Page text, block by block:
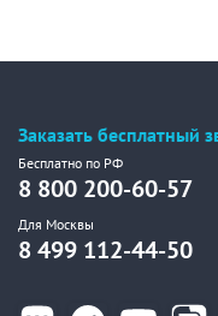
Заказать бесплатный
Бесплатно по РФ
8 800 200-60-57
Для Москвы
8 499 112-44-50